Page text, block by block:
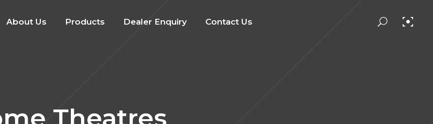
About Us Products Dealer Enquiry Contact Us